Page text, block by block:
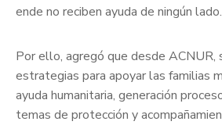
ende no reciben ayuda de ningún lado.
Por ello, agregó que desde ACNUR,
estrategias para apoyar las familias
ayuda humanitaria, generación
temas de protección y